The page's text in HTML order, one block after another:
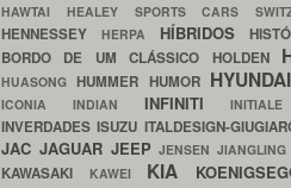
HAWTAI HEALEY SPORTS CARS
HENNESSEY HERPA HÍBRIDOS
BORDO DE UM CLÁSSICO HOLDEN
HUASONGHUMMER HUMOR HYUNDAI
ICONIA INDIAN INFINITI
INVERDADESISUZU ITALDESIGN-
JAC JAGUAR JEEPJENSEN
KAWASAKI KAWEI KIA